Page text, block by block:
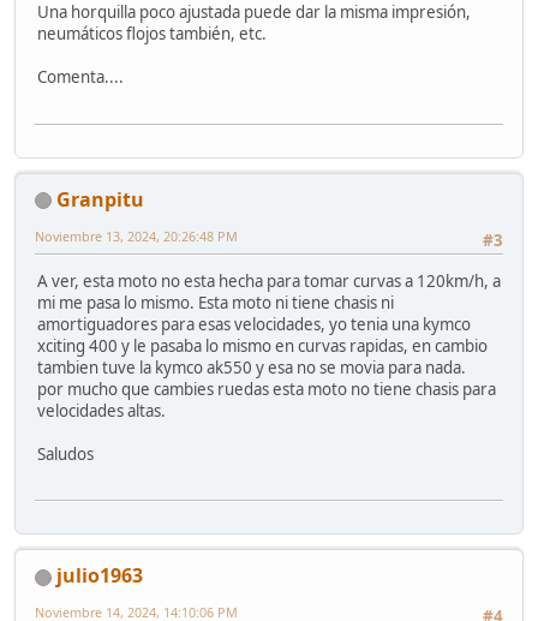
Una horquilla poco ajustada puede dar la misma impresión,
neumáticos flojos también, etc.
Comenta....
Granpitu
#3
Noviembre 13, 2024, 20:26:48 PM
A ver, esta moto no esta hecha para tomar curvas a 120km/h, a
mi me pasa lo mismo. Esta moto ni tiene chasis ni
amortiguadores para esas velocidades, yo tenia una kymco
xciting 400 y le pasaba lo mismo en curvas rapidas, en cambio
tambien tuve la kymco ak550 y esa no se movia para nada.
por mucho que cambies ruedas esta moto no tiene chasis para
velocidades altas.
Saludos
julio1963
#4
Noviembre 14, 2024, 14:10:06 PM